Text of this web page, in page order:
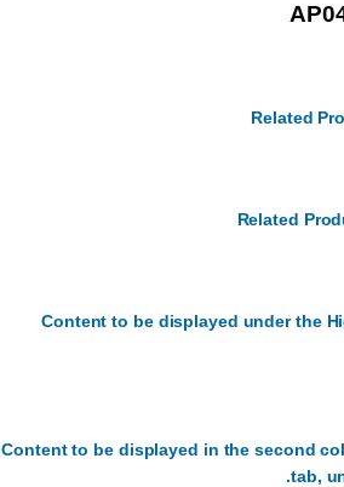
Related
Related
Content to be displayed under the
Content to be displayed in the second
tab,